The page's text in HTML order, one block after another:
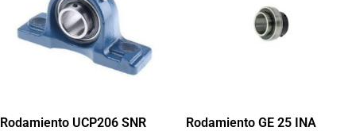
Rodamiento UCP206 SNR Rodamiento GE 25 INA